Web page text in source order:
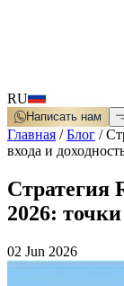
RU
Написать нам
Главная /Блог /
входа и
Стратегия
2026:
02 Jun 2026